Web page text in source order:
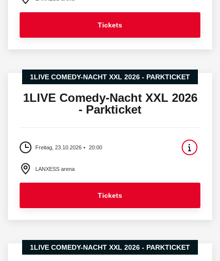
Tickets
1LIVE COMEDY-NACHT XXL 2026 - PARKTICKET
1LIVE Comedy-Nacht XXL 2026
- Parkticket
Freitag, 23.10.2026 20:00
LANXESS arena
Tickets
1LIVE COMEDY-NACHT XXL 2026 - PARKTICKET